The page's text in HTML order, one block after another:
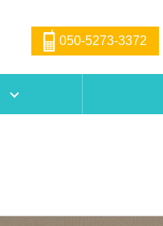
050-5273-3372